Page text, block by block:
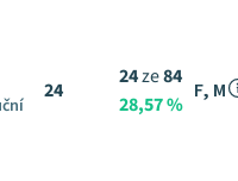
24
24ze84
28,57 %
F, M